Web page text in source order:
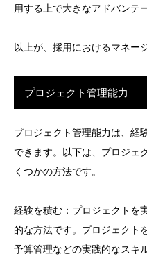
用する上で大きなアドバンテ
以上が、採用におけるマネー
プロジェクト管理能力
プロジェクト管理能力は、経
できます。以下は、プロジェ
くつかの方法です。
経験を積む：プロジェクトを
的な方法です。プロジェクト
予算管理などの実践的なスキ